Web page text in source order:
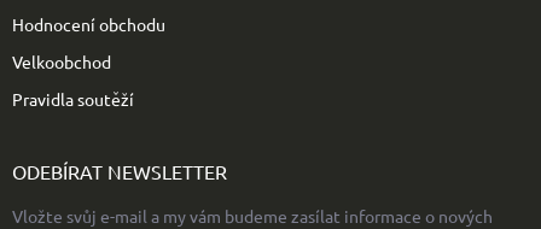
Hodnocení obchodu
Velkoobchod
Pravidla soutěží
ODEBÍRAT NEWSLETTER
Vložte svůj e-mail a my vám budeme zasílat informace o nových